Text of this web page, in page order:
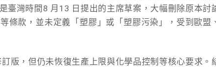
臺灣時間8 月13 日提出的主席草案，大幅刪除原本討
條款，並未定義「塑膠」或「塑膠污染」，受到歐盟
版，但仍未恢復生產上限與化學品控制等核心要求。